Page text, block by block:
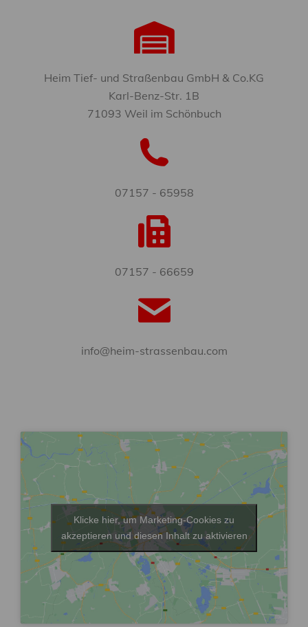
Heim Tief- und Straßenbau GmbH & Co.KG
Karl-Benz-Str. 1B
71093 Weil im Schönbuch
07157 - 65958
07157 - 66659
info@heim-strassenbau.com
Klicke hier, um Marketing-Cookies zu
akzeptieren und diesen Inhalt zu aktivieren